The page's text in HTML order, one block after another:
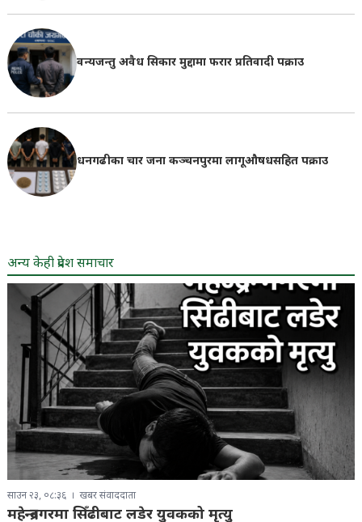
वन्यजन्तु अवैध सिकार मुद्दामा फरार प्रतिवादी पक्राउ
धनगढीका चार जना कञ्चनपुरमा लागूऔषधसहित पक्राउ
अन्य केही प्रदेश समाचार
साउन २३, ०८:३६ खबर संवाददाता
महेन्द्रनगरमा सिँढीबाट लडेर युवकको मृत्यु